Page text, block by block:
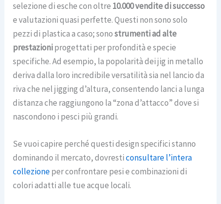
selezione di esche con oltre 10.000 vendite di successo
e valutazioni quasi perfette. Questi non sono solo
pezzi di plastica a caso; sonostrumenti ad alte
prestazioniprogettati per profondità e specie
specifiche. Ad esempio, la popolarità dei jig in metallo
deriva dalla loro incredibile versatilità sia nel lancio da
riva che nel jigging d’altura, consentendo lanci a lunga
distanza che raggiungono la “zona d’attacco” dove si
nascondono i pesci più grandi.
Se vuoi capire perché questi design specifici stanno
dominando il mercato, dovresticonsultare l’intera
collezioneper confrontare pesi e combinazioni di
colori adatti alle tue acque locali.